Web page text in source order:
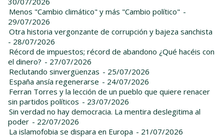
Menos "Cambio climático" y más "Cambio político" -
29/07/2026
Otra historia vergonzante de corrupción y bajeza sanchista
- 28/07/2026
Récord de impuestos; récord de abandono ¿Qué hacéis con
el dinero? - 27/07/2026
Reclutando sinvergüenzas - 25/07/2026
España ansía regenerarse - 24/07/2026
Ferran Torres y la lección de un pueblo que quiere renacer
sin partidos políticos - 23/07/2026
Sin verdad no hay democracia. La mentira deslegitima al
poder - 22/07/2026
La islamofobia se dispara en Europa - 21/07/2026